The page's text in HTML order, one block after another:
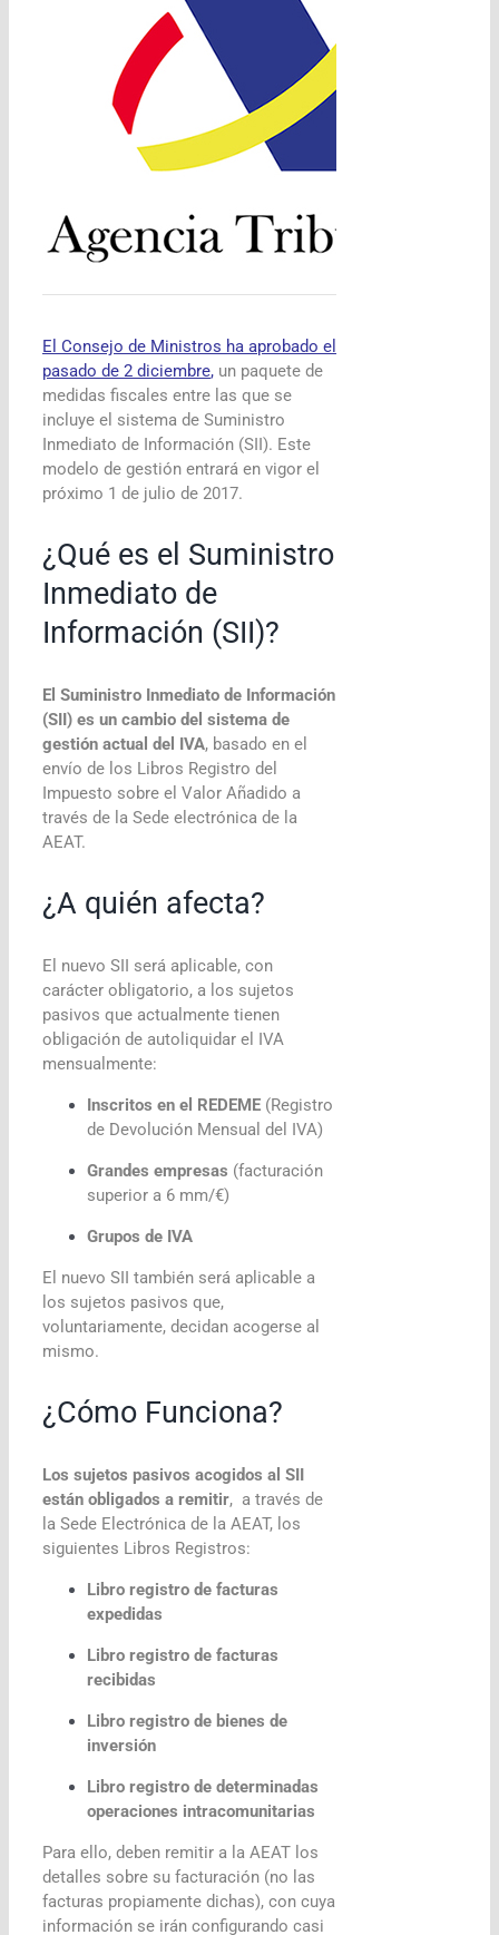
El Consejo de Ministros ha aprobado el
pasado de 2 diciembre,un paquete de
medidas fiscales entre las que se
incluye el sistema de Suministro
Inmediato de Información (SII). Este
modelo de gestión entrará en vigor el
próximo 1 de julio de 2017.
¿Qué es el Suministro
Inmediato de
Información (SII)?
El Suministro Inmediato de Información
(SII) es un cambio del sistema de
gestión actual del IVA, basado en el
envío de los Libros Registro del
Impuesto sobre el Valor Añadido a
través de la Sede electrónica de la
AEAT.
¿A quién afecta?
El nuevo SII será aplicable, con
carácter obligatorio, a los sujetos
pasivos que actualmente tienen
obligación de autoliquidar el IVA
mensualmente:
Inscritos en el REDEME(Registro
de Devolución Mensual del IVA)
Grandes empresas (facturación
superior a 6 mm/€)
Grupos de IVA
El nuevo SII también será aplicable a
los sujetos pasivos que,
voluntariamente, decidan acogerse al
mismo.
¿Cómo Funciona?
Los sujetos pasivos acogidos al SII
están obligados a remitir, a través de
la Sede Electrónica de la AEAT, los
siguientes Libros Registros:
Libro registro de facturas
expedidas
Libro registro de facturas
recibidas
Libro registro de bienes de
inversión
Libro registro de determinadas
operaciones intracomunitarias
Para ello, deben remitir a la AEAT los
detalles sobre su facturación (no las
facturas propiamente dichas), con cuya
información se irán configurando casi